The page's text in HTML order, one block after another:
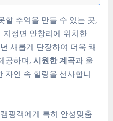
할 추억을 만들 수 있는 곳,
정면 안창리에 위치한
새롭게 단장하여 더욱 쾌
공하며,시원한 계곡과 울
자연 속 힐링을 선사합니
핑객에게 특히 안성맞춤